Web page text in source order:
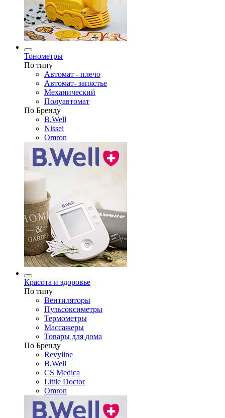
Тонометры
По типу
Автомат - плечо
Автомат- запястье
Механический
Полуавтомат
По Бренду
B.Well
Nissei
Omron
Красота и здоровье
По типу
Вентиляторы
Пульсоксиметры
Термометры
Массажеры
Товары для дома
По Бренду
Revyline
B.Well
CS Medica
Little Doctor
Omron